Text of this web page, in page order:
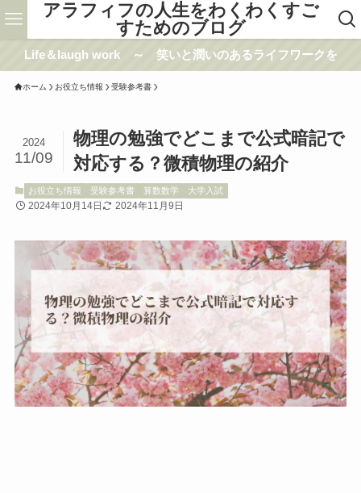
アラフィフの人生をわくわくすご
すためのブログ
Life＆laugh work ～ 笑いと潤いのあるライフワークを
ホーム お役立ち情報 受験参考書
物理の勉強でどこまで公式暗記で
対応する？微積物理の紹介
2024
11/09
お役立ち情報 受験参考書 算数数学 大学入試
2024年10月14日 2024年11月9日